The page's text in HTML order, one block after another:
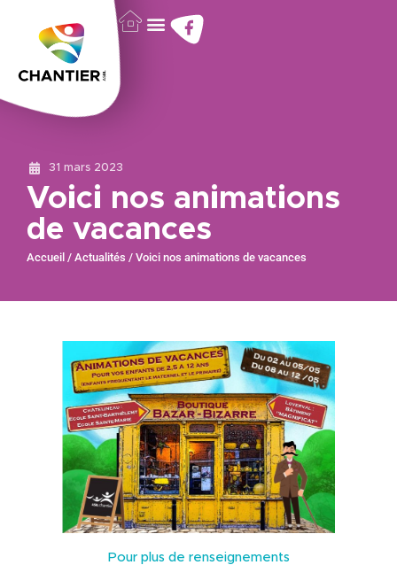
31 mars 2023
Voici nos animations
de vacances
Accueil / Actualités / Voici nos animations de vacances
Pour plus de renseignements